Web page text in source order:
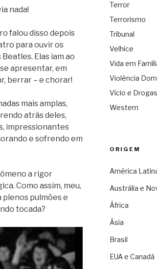
nada!
falou disso depois
para ouvir os
Elas iam ao
apresentar, em
berrar – e chorar!
mais amplas,
atrás deles,
impressionantes
e sofrendo em
a rigor
Como assim, meu,
plenos pulmões e
tocada?
Terror
Terrorismo
Tribunal
Velhice
Vida em
Violência
Vício e Drogas
Western
ORIGEM
América
Austrália e
África
Ásia
Brasil
EUA e Canadá